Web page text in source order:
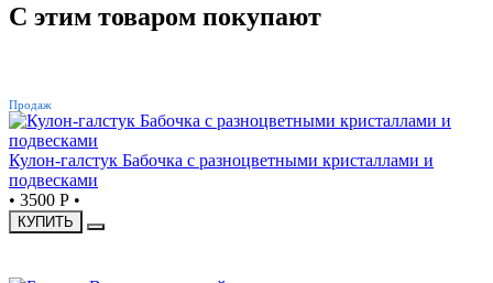
С этим товаром покупают
Продаж
Кулон-галстук Бабочка с разноцветными кристаллами и
подвесками
• 3500 Р •
КУПИТЬ